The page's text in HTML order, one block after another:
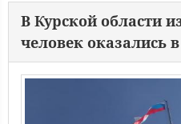
В Курской области
человек оказались